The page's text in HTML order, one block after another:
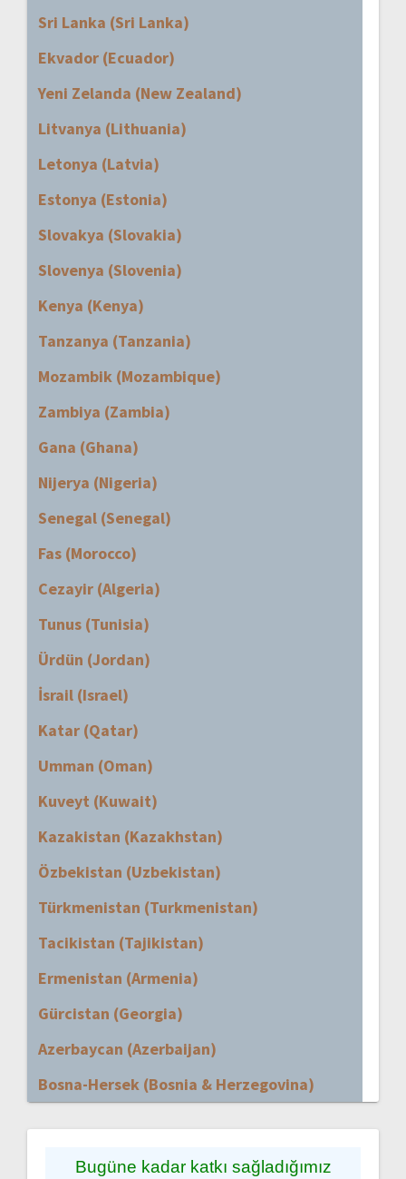
Sri Lanka (Sri Lanka)
Ekvador (Ecuador)
Yeni Zelanda (New Zealand)
Litvanya (Lithuania)
Letonya (Latvia)
Estonya (Estonia)
Slovakya (Slovakia)
Slovenya (Slovenia)
Kenya (Kenya)
Tanzanya (Tanzania)
Mozambik (Mozambique)
Zambiya (Zambia)
Gana (Ghana)
Nijerya (Nigeria)
Senegal (Senegal)
Fas (Morocco)
Cezayir (Algeria)
Tunus (Tunisia)
Ürdün (Jordan)
İsrail (Israel)
Katar (Qatar)
Umman (Oman)
Kuveyt (Kuwait)
Kazakistan (Kazakhstan)
Özbekistan (Uzbekistan)
Türkmenistan (Turkmenistan)
Tacikistan (Tajikistan)
Ermenistan (Armenia)
Gürcistan (Georgia)
Azerbaycan (Azerbaijan)
Bosna-Hersek (Bosnia & Herzegovina)
Bugüne kadar katkı sağladığımız